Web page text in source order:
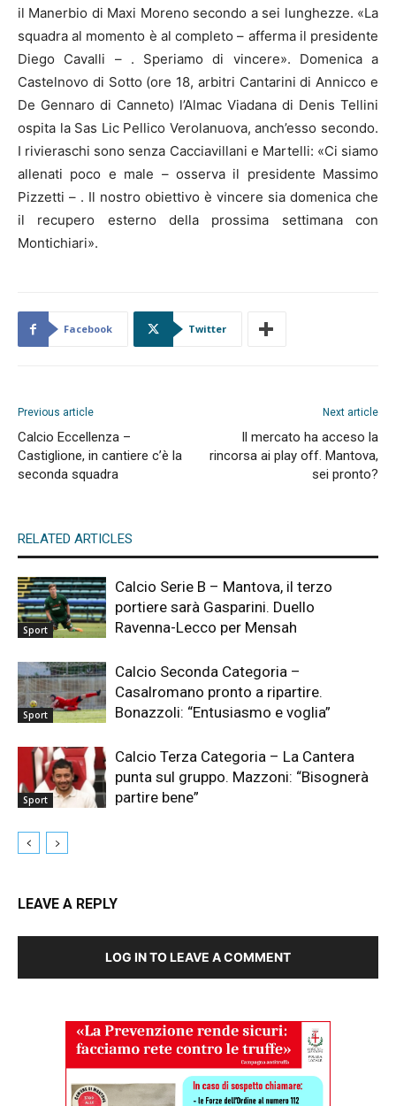
il Manerbio di Maxi Moreno secondo a sei lunghezze. «La
squadra al momento è al completo – afferma il presidente
Diego Cavalli – . Speriamo di vincere». Domenica a
Castelnovo di Sotto (ore 18, arbitri Cantarini di Annicco e
De Gennaro di Canneto) l’Almac Viadana di Denis Tellini
ospita la Sas Lic Pellico Verolanuova, anch’esso secondo.
I rivieraschi sono senza Cacciavillani e Martelli: «Ci siamo
allenati poco e male – osserva il presidente Massimo
Pizzetti – . Il nostro obiettivo è vincere sia domenica che
il recupero esterno della prossima settimana con
Montichiari».
Facebook Twitter
Previous article
Calcio Eccellenza –
Castiglione, in cantiere c’è la
seconda squadra
Next article
Il mercato ha acceso la
rincorsa ai play off. Mantova,
sei pronto?
RELATED ARTICLES
Sport
Calcio Serie B – Mantova, il terzo
portiere sarà Gasparini. Duello
Ravenna-Lecco per Mensah
Sport
Calcio Seconda Categoria –
Casalromano pronto a ripartire.
Bonazzoli: “Entusiasmo e voglia”
Sport
Calcio Terza Categoria – La Cantera
punta sul gruppo. Mazzoni: “Bisognerà
partire bene”
LEAVE A REPLY
LOG IN TO LEAVE A COMMENT